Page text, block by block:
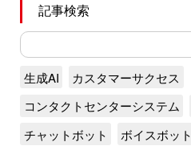
記事検索
生成AI
カスタマーサクセス
コンタクトセンターシステム
チャットボット
ボイスボット